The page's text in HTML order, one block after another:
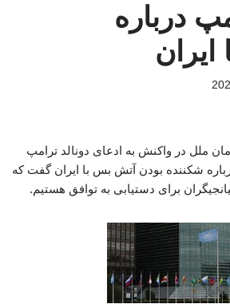
درباره
ملل در واکنش به ادعای دونالد ترامپ
شکننده بودن آتش بس با ایران گفت که
برای دستیابی به توافق هستیم.